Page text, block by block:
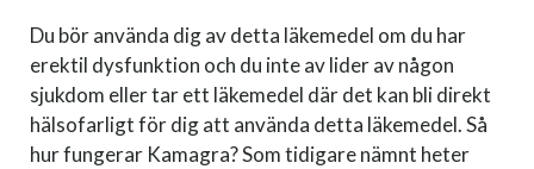
Du bör använda dig av detta läkemedel om du har
erektil dysfunktion och du inte av lider av någon
sjukdom eller tar ett läkemedel där det kan bli direkt
hälsofarligt för dig att använda detta läkemedel. Så
hur fungerar Kamagra? Som tidigare nämnt heter